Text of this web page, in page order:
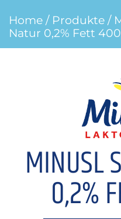
Home / Produkte /
Natur 0,2% Fett
MINUSL
0,2%